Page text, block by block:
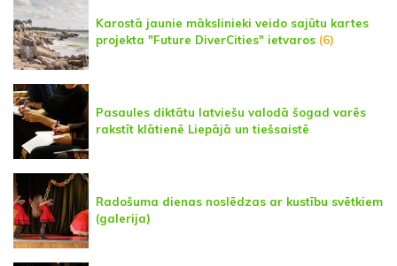
Karostā jaunie mākslinieki veido sajūtu kartes
projekta "Future DiverCities" ietvaros (6)
Pasaules diktātu latviešu valodā šogad varēs
rakstīt klātienē Liepājā un tiešsaistē
Radošuma dienas noslēdzas ar kustību svētkiem
(galerija)